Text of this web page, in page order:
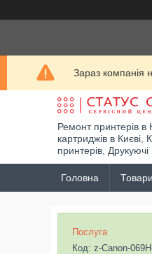
Зараз компанія
Ремонт принтерів в
картриджів в Києві,
принтерів, Друкуючі
Головна
Послуга
Код: z-Canon-